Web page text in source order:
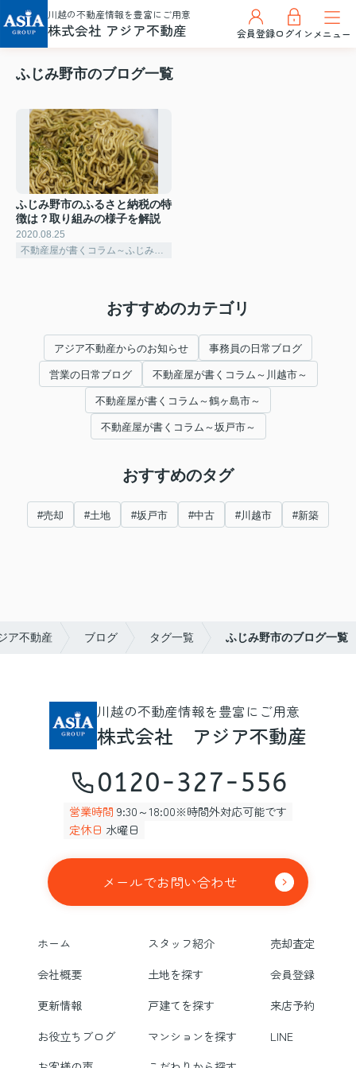
川越の不動産情報を豊富にご用意
株式会社 アジア不動産 会員登録ログインメニュー
ふじみ野市のブログ一覧
ふじみ野市のふるさと納税の特
徴は？取り組みの様子を解説
2020.08.25
不動産屋が書くコラム～ふじみ野市～
おすすめのカテゴリ
アジア不動産からのお知らせ 事務員の日常ブログ
営業の日常ブログ 不動産屋が書くコラム～川越市～
不動産屋が書くコラム～鶴ヶ島市～
不動産屋が書くコラム～坂戸市～
おすすめのタグ
#売却 #土地 #坂戸市 #中古 #川越市 #新築
ア不動産 ブログ タグ一覧 ふじみ野市のブログ一覧
川越の不動産情報を豊富にご用意
株式会社 アジア不動産
0120-327-556
営業時間 9:30～18:00※時間外対応可能です
定休日 水曜日
メールでお問い合わせ
ホーム スタッフ紹介
売却査定
会社概要
土地を探す
会員登録
更新情報
戸建てを探す
来店予約
お役立ちブログ
マンションを探す
LINE